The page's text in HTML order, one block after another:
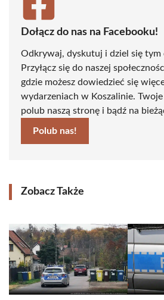
Dołącz do nas na Facebooku!
Odkrywaj, dyskutuj i dziel się tym
Przyłącz się do naszej
gdzie możesz dowiedzieć się
wydarzeniach w Koszalinie.
polub naszą stronę i bądź na
Polub nas!
Zobacz Także